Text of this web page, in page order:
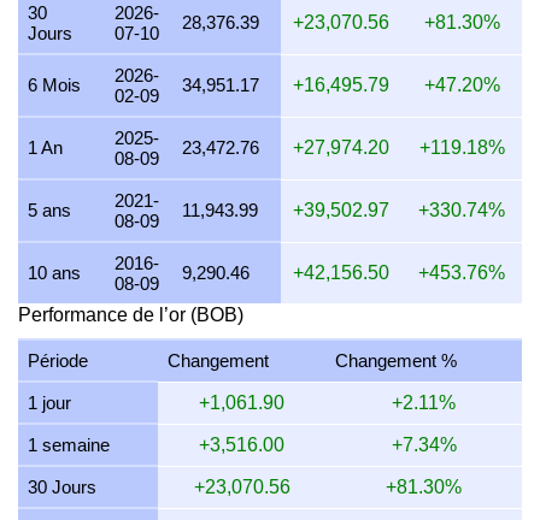
24 juillet 2026 45,128.24 1,450.87 1,088.15 848.76
23 juillet 2026 43,926.14 1,412.23
22 juillet 2026 45,117.43
21 juillet 2026 43,666.84 1,403.89 1,052.92 821.27
20 juillet 2026 27,695.36 890.41
19 juillet 2026 27,806.59
18 juillet 2026 27,806.59 893.98 670.49 522.98
17 juillet 2026 27,806.59
16 juillet 2026 27,585.02 886.86 665.14 518.81
15 juillet 2026 28,145.69 904.88 678.66 529.36
14 juillet 2026 28,145.69 904.88 678.66 529.36
13 juillet 2026 27,695.36 890.41 667.80 520.89
30
Jours
2026-
07-10
28,376.39 +23,070.56 +81.30%
6 Mois
2026-
02-09
34,951.17 +16,495.79 +47.20%
1 An
2025-
08-09
23,472.76 +27,974.20 +119.18%
5 ans
2021-
08-09
11,943.99 +39,502.97 +330.74%
10 ans
2016-
08-09
9,290.46 +42,156.50 +453.76%
Performance de l’or (BOB)
Période Changement Changement %
1 jour +1,061.90 +2.11%
1 semaine +3,516.00 +7.34%
30 Jours +23,070.56 +81.30%